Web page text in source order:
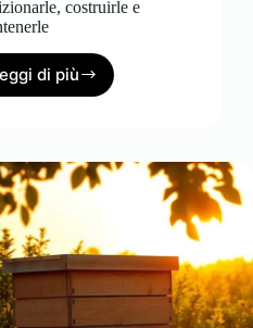
costruirle e
di più
Arnie
pratica
per
costruirle
e
mantenerle